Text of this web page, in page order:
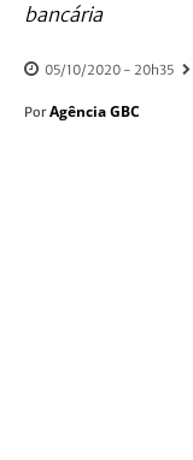
bancária
05/10/2020 - 20h35
Por Agência GBC